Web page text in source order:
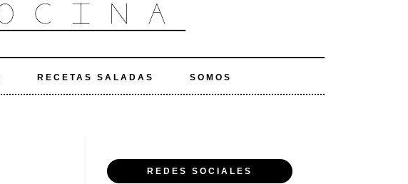
RECETAS SALADAS SOMOS
REDES SOCIALES